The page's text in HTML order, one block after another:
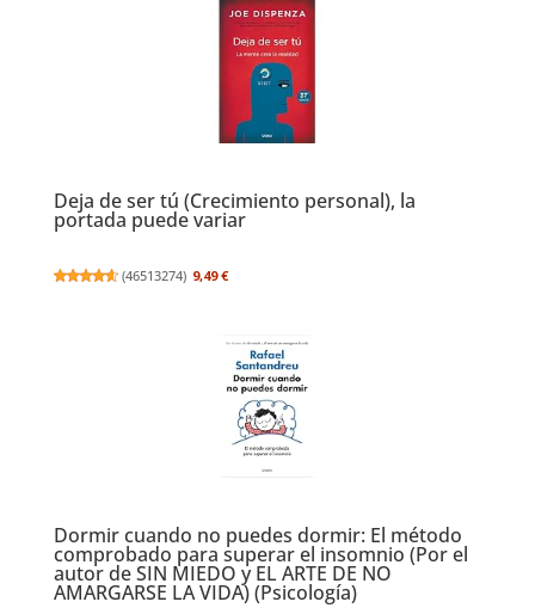
Deja de ser tú (Crecimiento personal), la
portada puede variar
(46513274) 9,49 €
Dormir cuando no puedes dormir: El método
comprobado para superar el insomnio (Por el
autor de SIN MIEDO y EL ARTE DE NO
AMARGARSE LA VIDA) (Psicología)